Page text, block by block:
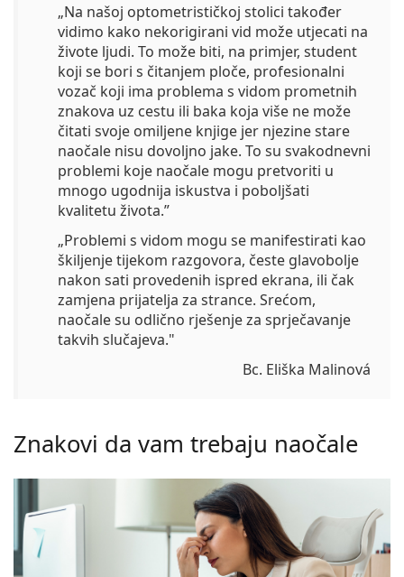
„Na našoj optometrističkoj stolici također
vidimo kako nekorigirani vid može utjecati na
živote ljudi. To može biti, na primjer, student
koji se bori s čitanjem ploče, profesionalni
vozač koji ima problema s vidom prometnih
znakova uz cestu ili baka koja više ne može
čitati svoje omiljene knjige jer njezine stare
naočale nisu dovoljno jake. To su svakodnevni
problemi koje naočale mogu pretvoriti u
mnogo ugodnija iskustva i poboljšati
kvalitetu života.”
„Problemi s vidom mogu se manifestirati kao
škiljenje tijekom razgovora, česte glavobolje
nakon sati provedenih ispred ekrana, ili čak
zamjena prijatelja za strance. Srećom,
naočale su odlično rješenjeza sprječavanje
takvih slučajeva."
Bc. Eliška Malinová
Znakovi da vam trebaju naočale